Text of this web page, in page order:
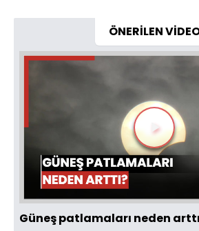
ÖNERİLEN
Güneş patlamaları neden